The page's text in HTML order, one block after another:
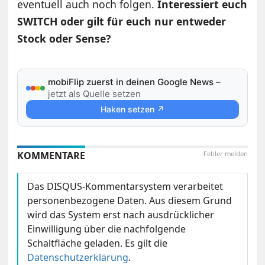
eventuell auch noch folgen.Interessiert euch
SWITCH oder gilt für euch nur entweder
Stock oder Sense?
mobiFlip zuerst in deinen Google News –
jetzt als Quelle setzen
Haken setzen ↗
Fehler melden
KOMMENTARE
Das DISQUS-Kommentarsystem verarbeitet
personenbezogene Daten. Aus diesem Grund
wird das System erst nach ausdrücklicher
Einwilligung über die nachfolgende
Schaltfläche geladen. Es gilt die
Datenschutzerklärung.